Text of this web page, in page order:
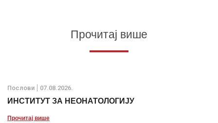
Прочитај више
Послови 07.08.2026.
ИНСТИТУТ ЗА НЕОНАТОЛОГИЈУ
Прочитај више